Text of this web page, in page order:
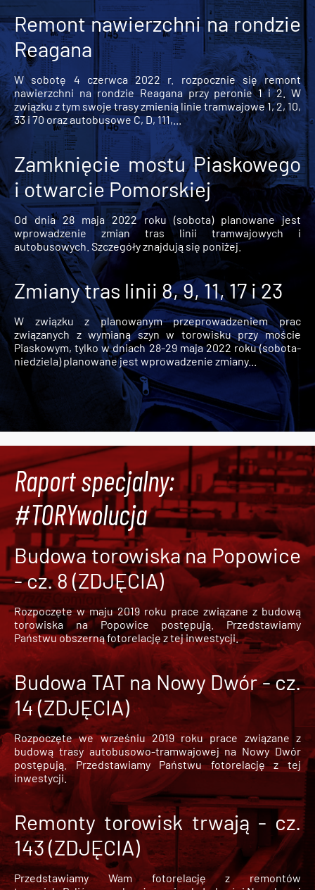
Remont nawierzchni na rondzie
Reagana
W sobotę 4 czerwca 2022 r. rozpocznie się remont
nawierzchni na rondzie Reagana przy peronie 1 i 2. W
związku z tym swoje trasy zmienią linie tramwajowe 1, 2, 10,
33 i 70 oraz autobusowe C, D, 111,...
Zamknięcie mostu Piaskowego
i otwarcie Pomorskiej
Od dnia 28 maja 2022 roku (sobota) planowane jest
wprowadzenie zmian tras linii tramwajowych i
autobusowych. Szczegóły znajdują się poniżej.
Zmiany tras linii 8, 9, 11, 17 i 23
W związku z planowanym przeprowadzeniem prac
związanych z wymianą szyn w torowisku przy moście
Piaskowym, tylko w dniach 28-29 maja 2022 roku (sobota-
niedziela) planowane jest wprowadzenie zmiany...
Raport specjalny:
#TORYwolucja
Budowa torowiska na Popowice
- cz. 8 (ZDJĘCIA)
Rozpoczęte w maju 2019 roku prace związane z budową
torowiska na Popowice
postępują. Przedstawiamy
Państwu obszerną fotorelację z tej inwestycji.
Budowa TAT na Nowy Dwór - cz.
14 (ZDJĘCIA)
Rozpoczęte we wrześniu 2019 roku prace związane z
budową trasy autobusowo-tramwajowej na Nowy Dwór
postępują. Przedstawiamy Państwu fotorelację z tej
inwestycji.
Remonty torowisk trwają - cz.
143 (ZDJĘCIA)
Przedstawiamy Wam fotorelację z remontów